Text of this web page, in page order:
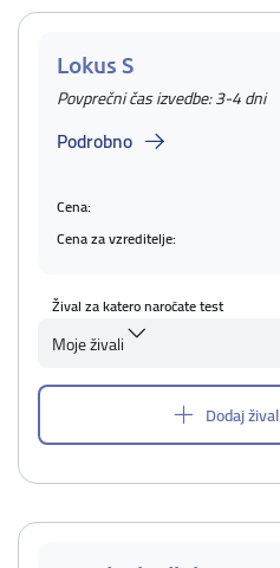
Lokus S
Povprečni čas izvedbe: 3-4 dni
Podrobno
Cena:
Cena za vzreditelje:
Žival za katero naročate test
Moje živali
Dodaj žival